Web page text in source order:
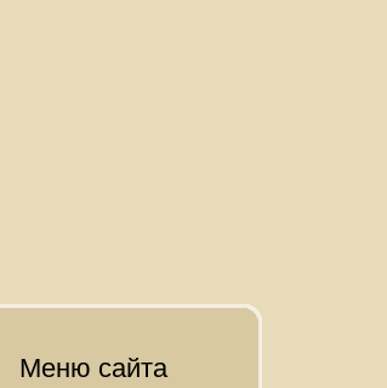
Меню сайта